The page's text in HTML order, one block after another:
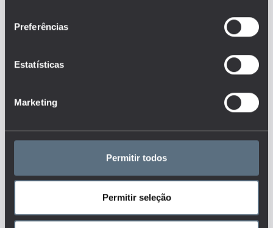
Preferências
Estatísticas
Marketing
Permitir todos
Permitir seleção
questões:
de educação?
o site a partir de um desktop.